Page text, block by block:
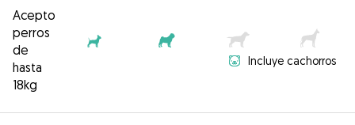
Acepto
perros
de
hasta
18kg
Incluye cachorros